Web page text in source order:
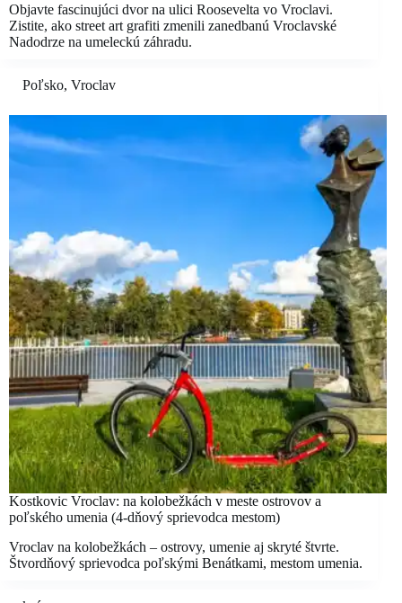
Objavte fascinujúci dvor na ulici Roosevelta vo Vroclavi.
Zistite, ako street art grafiti zmenili zanedbanú Vroclavské
Nadodrze na umeleckú záhradu.
Poľsko, Vroclav
Kostkovic Vroclav: na kolobežkách v meste ostrovov a
poľského umenia (4-dňový sprievodca mestom)
Vroclav na kolobežkách – ostrovy, umenie aj skryté štvrte.
Štvordňový sprievodca poľskými Benátkami, mestom umenia.